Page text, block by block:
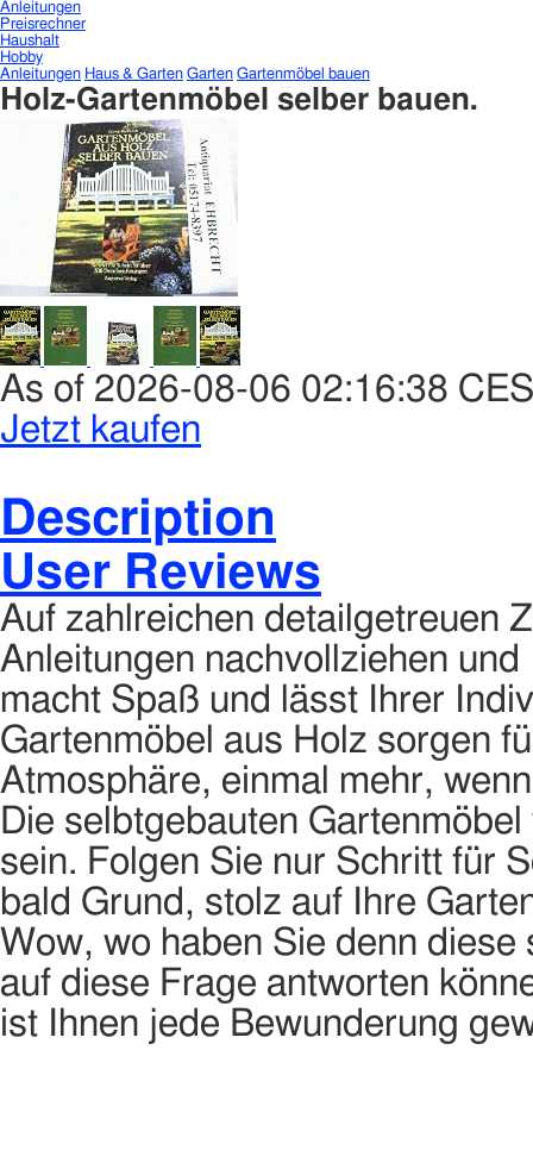
Anleitungen
Preisrechner
Haushalt
Hobby
Anleitungen Haus & Garten Garten Gartenmöbel bauen
Holz-Gartenmöbel selber bauen.
As of 2026-08-06 02:16:38
Jetzt kaufen
Description
User Reviews
Auf zahlreichen detailgetreuen
Anleitungen nachvollziehen
macht Spaß und lässt Ihrer
Gartenmöbel aus Holz sorgen
Atmosphäre, einmal mehr,
Die selbtgebauten
sein. Folgen Sie nur Schritt für
bald Grund, stolz auf Ihre
Wow, wo haben Sie denn
auf diese Frage antworten
ist Ihnen jede Bewunderung